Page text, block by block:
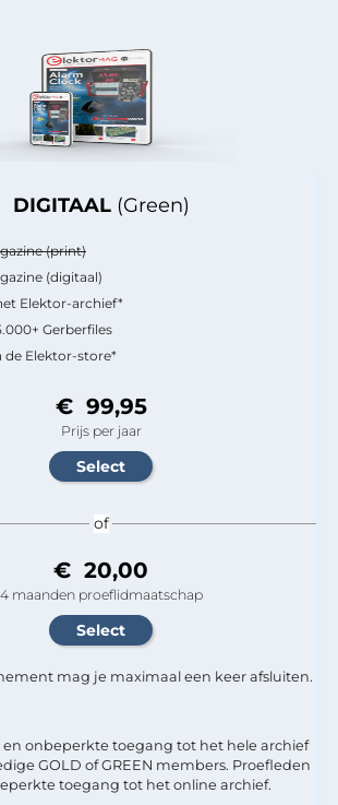
DIGITAAL (Green)
(print)
(digitaal)
Elektor-archief*
Gerberfiles
de Elektor-store*
€ 99,95
Prijs per jaar
of
€ 20,00
4 maanden proeflidmaatschap
mag je maximaal een keer afsluiten.
onbeperkte toegang tot het hele archief
GOLD of GREEN members. Proefleden
toegang tot het online archief.